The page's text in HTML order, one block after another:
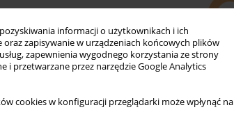
informacji o użytkownikach i ich
zapisywanie w urządzeniach końcowych plików
zapewnienia wygodnego korzystania ze strony
i przetwarzane przez narzędzie Google Analytics
cookies w konfiguracji przeglądarki może wpłynąć na